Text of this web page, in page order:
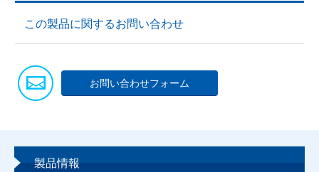
この製品に関するお問い合わせ
お問い合わせフォーム
製品情報